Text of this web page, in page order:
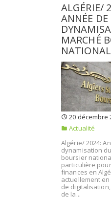
ALGÉRIE/
ANNÉE DE
MARCHÉ
NATIONAL
20 décembre
Actualité
Algérie/ 2024:
dynamisation
boursier
particulière
finances en
actuellement
de
de la...